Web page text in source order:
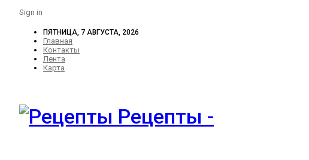
Sign in
ПЯТНИЦА, 7 АВГУСТА, 2026
Главная
Контакты
Лента
Карта
Рецепты -